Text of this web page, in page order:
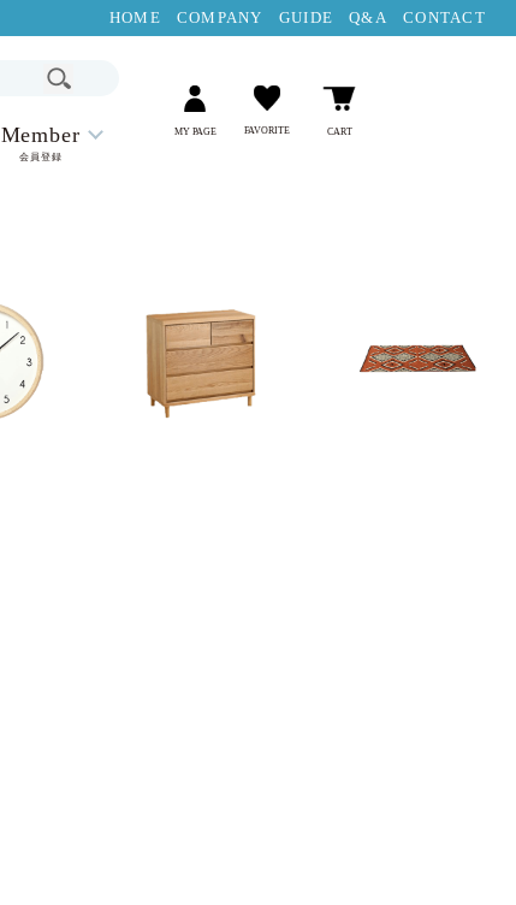
HOME COMPANY GUIDE Q&A CONTACT
Member
会員登録
MY PAGE FAVORITE CART